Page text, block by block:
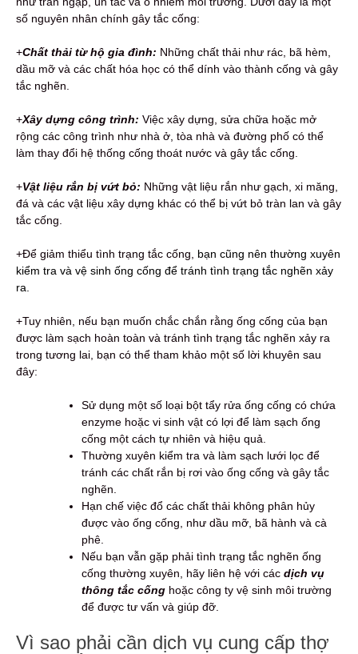
số nguyên nhân chính gây tắc cống:
+Chất thải từ hộ gia đình: Những chất thải như rác, bã hèm,
dầu mỡ và các chất hóa học có thể dính vào thành cống và gây
tắc nghẽn.
+Xây dựng công trình: Việc xây dựng, sửa chữa hoặc mở
rộng các công trình như nhà ở, tòa nhà và đường phố có thể
làm thay đổi hệ thống cống thoát nước và gây tắc cống.
+Vật liệu rắn bị vứt bỏ: Những vật liệu rắn như gạch, xi măng,
đá và các vật liệu xây dựng khác có thể bị vứt bỏ tràn lan và gây
tắc cống.
+Để giảm thiểu tình trạng tắc cống, bạn cũng nên thường xuyên
kiểm tra và vệ sinh ống cống để tránh tình trạng tắc nghẽn xảy
ra.
+Tuy nhiên, nếu bạn muốn chắc chắn rằng ống cống của bạn
được làm sạch hoàn toàn và tránh tình trạng tắc nghẽn xảy ra
trong tương lai, bạn có thể tham khảo một số lời khuyên sau
đây:
Sử dụng một số loại bột tẩy rửa ống cống có chứa
enzyme hoặc vi sinh vật có lợi để làm sạch ống
cống một cách tự nhiên và hiệu quả.
Thường xuyên kiểm tra và làm sạch lưới lọc để
tránh các chất rắn bị rơi vào ống cống và gây tắc
nghẽn.
Hạn chế việc đổ các chất thải không phân hủy
được vào ống cống, như dầu mỡ, bã hành và cà
phê.
Nếu bạn vẫn gặp phải tình trạng tắc nghẽn ống
cống thường xuyên, hãy liên hệ với các dịch vụ
thông tắc cống hoặc công ty vệ sinh môi trường
để được tư vấn và giúp đỡ.
Vì sao phải cần dịch vụ cung cấp thợ